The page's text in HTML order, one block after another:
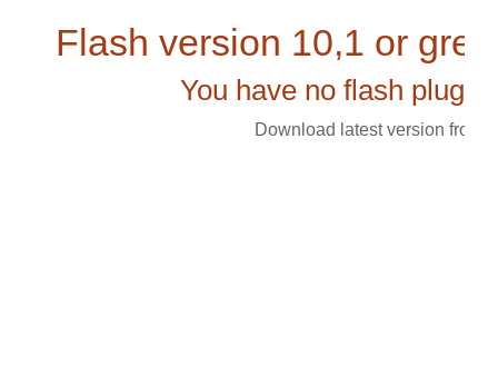
Flash version 10,1 or
You have no flash plugin
Download latest version from